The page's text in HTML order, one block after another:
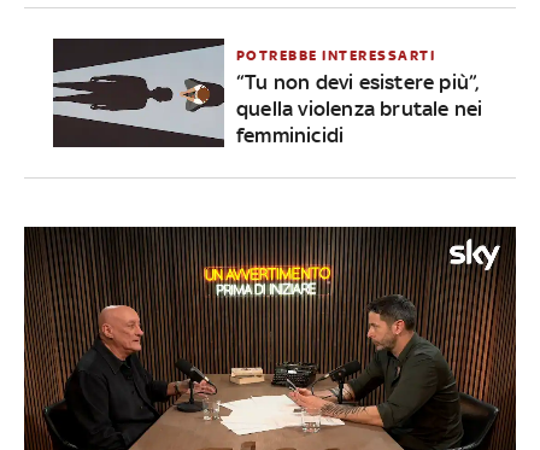
POTREBBE INTERESSARTI
“Tu non devi esistere più”,
quella violenza brutale nei
femminicidi